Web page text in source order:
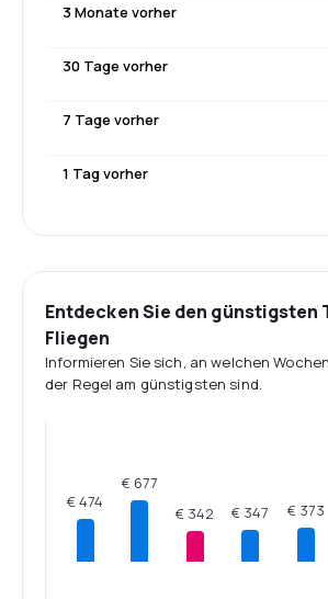
3 Monate vorher
30 Tage vorher
7 Tage vorher
1 Tag vorher
Entdecken Sie den günstigsten
Fliegen
Informieren Sie sich, an welchen
der Regel am günstigsten sind.
€ 474
€ 677
€ 342
€ 347 € 373